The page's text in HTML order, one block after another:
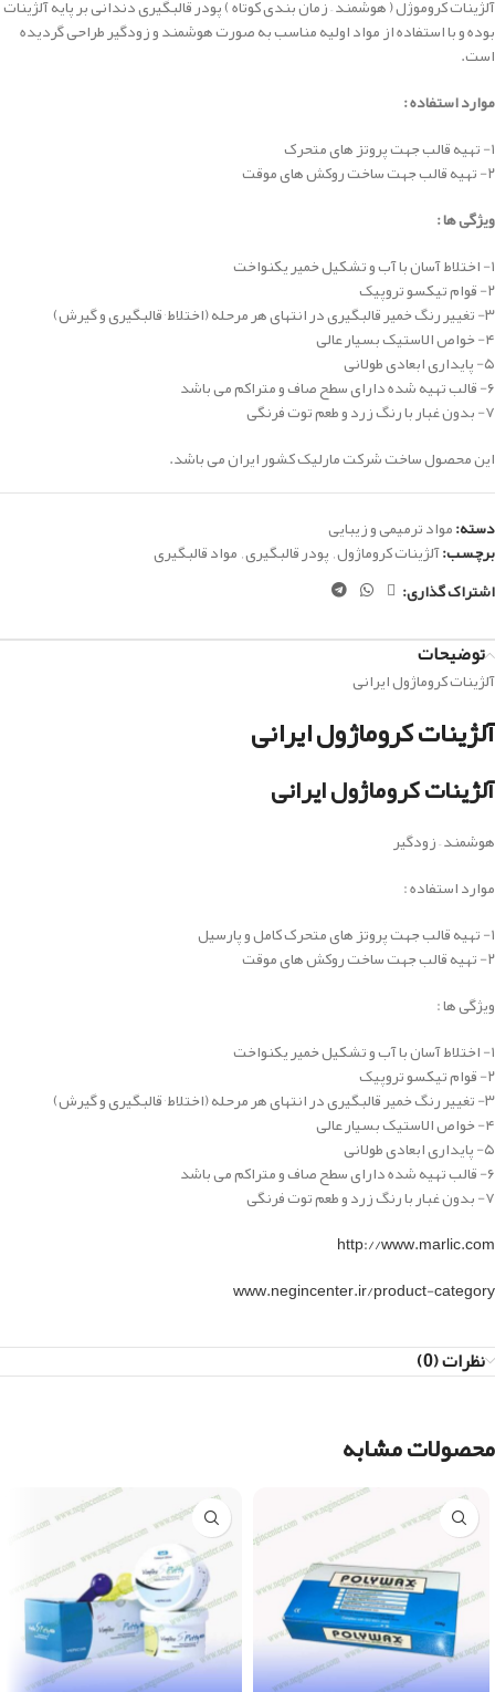
آلژینات کروموژل ( هوشمند – زمان بندی کوتاه ) پودر قالبگیری دندانی بر پایه آلژینات
بوده و با استفاده از مواد اولیه مناسب به صورت هوشمند و زودگیر طراحی گردیده
است.
موارد استفاده :
۱- تهیه قالب جهت پروتز های متحرک
۲- تهیه قالب جهت ساخت روکش های موقت
ویژگی ها :
۱- اختلاط آسان با آب و تشکیل خمیر یکنواخت
۲- قوام تیکسو تروپیک
۳- تغییر رنگ خمیر قالبگیری در انتهای هر مرحله (اختلاط٬ قالبگیری و گیرش)
۴- خواص الاستیک بسیار عالی
۵- پایداری ابعادی طولانی
۶- قالب تهیه شده دارای سطح صاف و متراکم می باشد
۷- بدون غبار با رنگ زرد و طعم توت فرنگی
این محصول ساخت شرکت مارلیک کشور ایران می باشد.
دسته:مواد ترمیمی و زیبایی
برچسب:آلژینات کروماژول,پودر قالبگیری,مواد قالبگیری
اشتراک گذاری:
توضیحات
آلژینات کروماژول ایرانی
آلژینات کروماژول ایرانی
آلژینات کروماژول ایرانی
هوشمند – زودگیر
موارد استفاده :
۱- تهیه قالب جهت پروتز های متحرک کامل و پارسیل
۲- تهیه قالب جهت ساخت روکش های موقت
ویژگی ها :
۱- اختلاط آسان با آب و تشکیل خمیر یکنواخت
۲- قوام تیکسو تروپیک
۳- تغییر رنگ خمیر قالبگیری در انتهای هر مرحله (اختلاط٬ قالبگیری و گیرش)
۴- خواص الاستیک بسیار عالی
۵- پایداری ابعادی طولانی
۶- قالب تهیه شده دارای سطح صاف و متراکم می باشد
۷- بدون غبار با رنگ زرد و طعم توت فرنگی
http://www.marlic.com
www.negincenter.ir/product-category
نظرات (0)
محصولات مشابه